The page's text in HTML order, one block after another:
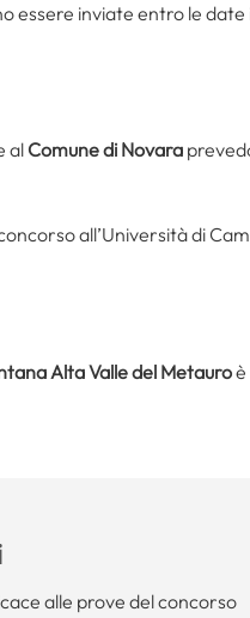
essere inviate entro le
alComune di Novara
all’Università di
Alta Valle del Metauroè
alle prove del concorso